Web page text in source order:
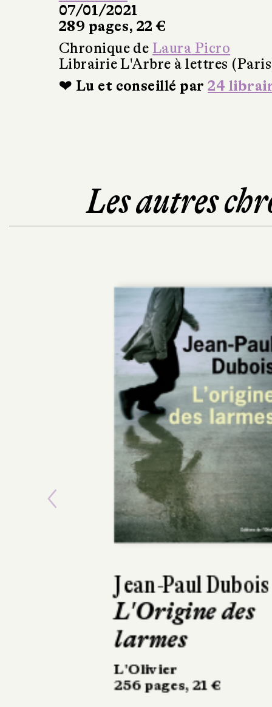
07/01/2021
289 pages, 22 €
Chronique de Laura Picro
Librairie L'Arbre à lettres
❤ Lu et conseillé par24
Les autres
Jennifer
Nansubuga
Makumbi
La Première
Femme
Previous